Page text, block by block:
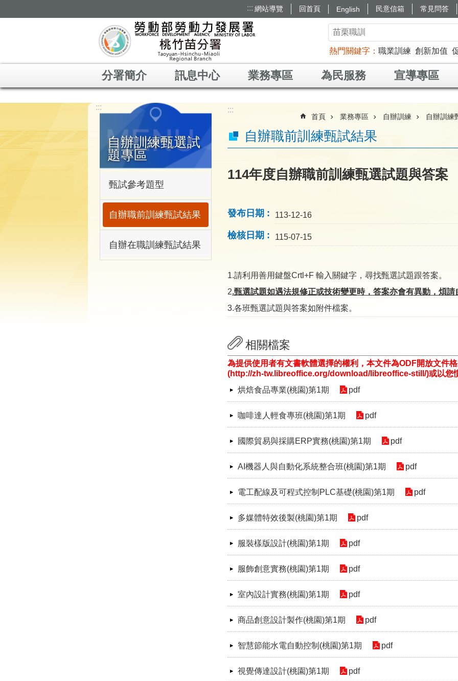
::: 網站導覽 回首頁 English 民意信箱 常見問答
熱門關鍵字 職業訓練 創新加值
分署簡介 訊息中心 業務專區 為民服務 宣導專區
:::
自辦訓練甄選試
題專區
甄試參考題型
自辦職前訓練甄試結果
自辦在職訓練甄試結果
:::
首頁 業務專區 自辦訓練 自辦訓練
自辦職前訓練甄試結果
114年度自辦職前訓練甄選試題與答案
發布日期 113-12-16
檢核日期 115-07-15
1.請利用善用鍵盤Crtl+F 輸入關鍵字，尋找甄選試題跟答案。
2.甄選試題如遇法規修正或技術變更時，答案亦會有異動，煩
3.各班甄選試題與答案如附件檔案。
相關檔案
為提供使用者有文書軟體選擇的權利，本文件為ODF開放文件
(http://zh-tw.libreoffice.org/download/libreoffice-still/)或以您
烘焙食品專業(桃園)第1期
pdf
咖啡達人輕食專班(桃園)第1期 pdf
國際貿易與採購ERP實務(桃園)第1期 pdf
AI機器人與自動化系統整合班(桃園)第1期 pdf
電工配線及可程式控制PLC基礎(桃園)第1期 pdf
多媒體特效後製(桃園)第1期 pdf
服裝樣版設計(桃園)第1期 pdf
服飾創意實務(桃園)第1期 pdf
室內設計實務(桃園)第1期 pdf
商品創意設計製作(桃園)第1期 pdf
智慧節能水電自動控制(桃園)第1期 pdf
視覺傳達設計(桃園)第1期 pdf